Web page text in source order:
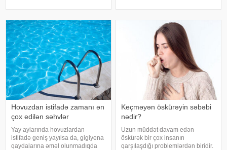
rəngdə olan üzüm sortlar
preslənmiş kətan toxumlarında
Hovuzdan istifadə zamanı ən
çox edilən səhvlər
Yay aylarında hovuzlardan
istifadə geniş yayılsa da, gigiyena
qaydalarına əməl olunmadıqda
Keçməyən öskürəyin səbəbi
nədir?
Uzun müddət davam edən
öskürək bir çox insanın
qarşılaşdığı problemlərdən biridir.